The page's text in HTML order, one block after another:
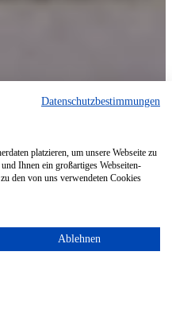
Datenschutzbestimmungen
platzieren, um unsere Webseite zu
Ihnen ein großartiges Webseiten-
den von uns verwendeten Cookies
Ablehnen